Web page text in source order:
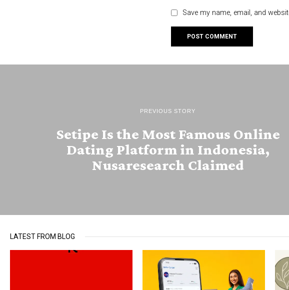
Save my name, email, and
PREVIOUS STORY
Setipe Is the Most Famous Online
Dating Platform in Indonesia,
Nusaresearch Claimed
LATEST FROM BLOG